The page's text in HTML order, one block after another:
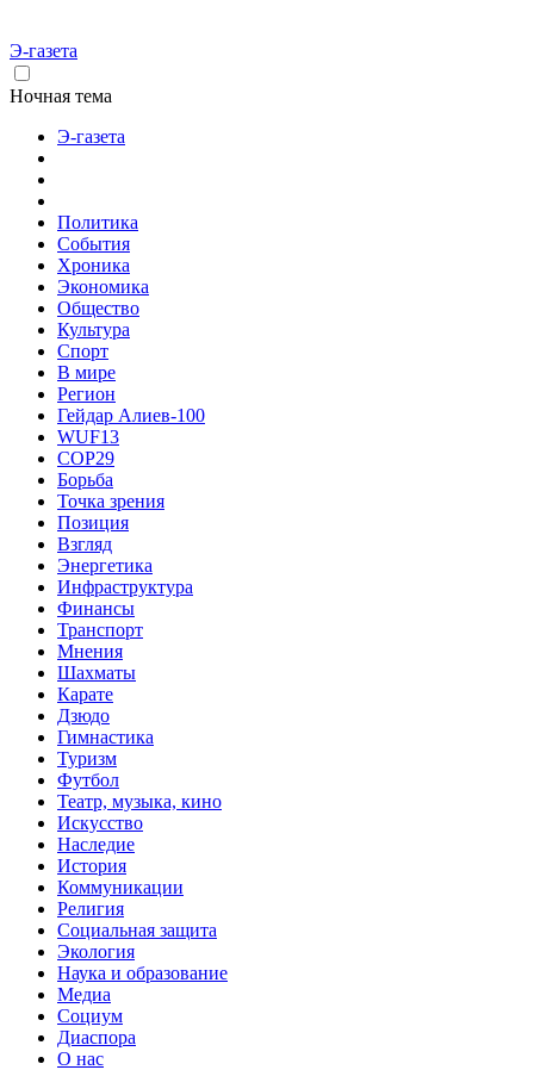
Э-газета
Ночная тема
Э-газета
Политика
События
Хроника
Экономика
Общество
Культура
Спорт
В мире
Регион
Гейдар Алиев-100
WUF13
COP29
Борьба
Точка зрения
Позиция
Взгляд
Энергетика
Инфраструктура
Финансы
Транспорт
Мнения
Шахматы
Карате
Дзюдо
Гимнастика
Туризм
Футбол
Театр, музыка, кино
Искусство
Наследие
История
Коммуникации
Религия
Социальная защита
Экология
Наука и образование
Медиа
Социум
Диаспора
О нас